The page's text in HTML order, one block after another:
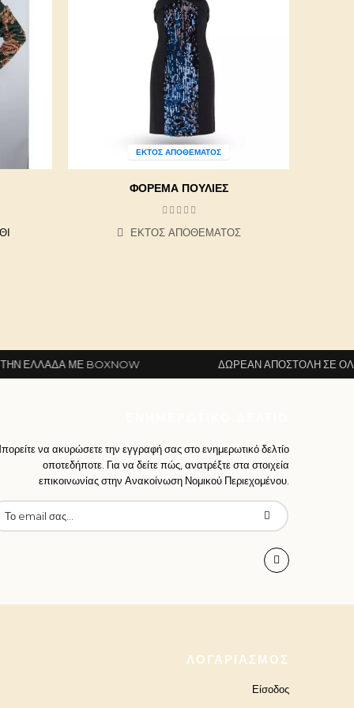
ΕΚΤΌΣ ΑΠΟΘΈΜΑΤΟΣ
ΦΌΡΕΜΑ ΠΟΎΛΙΕΣ
ΕΚΤΌΣ ΑΠΟΘΈΜΑΤΟΣ
BOXNOW ΔΩΡΕΆΝ ΑΠΟΣΤΟΛΉ ΣΕ ΌΛΗ ΤΗΝ
να ακυρώσετε την εγγραφή σας στο ενημερωτικό δελτίο
οποτεδήποτε. Για να δείτε πώς, ανατρέξτε στα στοιχεία
επικοινωνίας στην Ανακοίνωση Νομικού Περιεχομένου.
ΛΟΓΑΡΙΑΣΜΌΣ
Είσοδος